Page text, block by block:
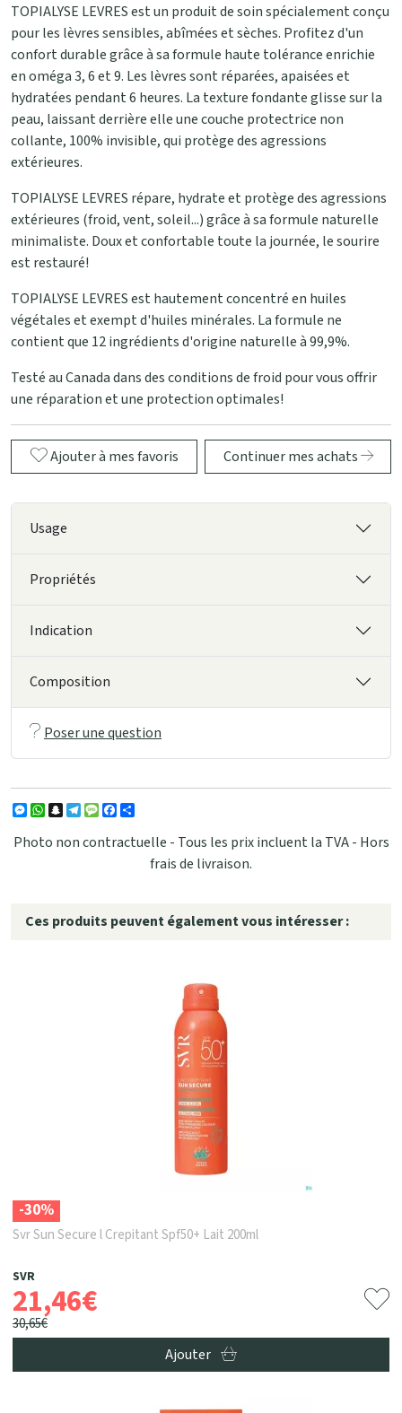
TOPIALYSE LEVRES est un produit de soin spécialement conçu
pour les lèvres sensibles, abîmées et sèches. Profitez d'un
confort durable grâce à sa formule haute tolérance enrichie
en oméga 3, 6 et 9. Les lèvres sont réparées, apaisées et
hydratées pendant 6 heures. La texture fondante glisse sur la
peau, laissant derrière elle une couche protectrice non
collante, 100% invisible, qui protège des agressions
extérieures.
TOPIALYSE LEVRES répare, hydrate et protège des agressions
extérieures (froid, vent, soleil...) grâce à sa formule naturelle
minimaliste. Doux et confortable toute la journée, le sourire
est restauré!
TOPIALYSE LEVRES est hautement concentré en huiles
végétales et exempt d'huiles minérales. La formule ne
contient que 12 ingrédients d'origine naturelle à 99,9%.
Testé au Canada dans des conditions de froid pour vous offrir
une réparation et une protection optimales!
Ajouter à mes favoris Continuer mes achats
Usage
Propriétés
Indication
Composition
Poser une question
Messenger
WhatsApp
Snapchat
Telegram
MessageFacebook
Photo non contractuelle - Tous les prix incluent la TVA - Hors
frais de livraison.
Ces produits peuvent également vous intéresser :
-30%
Svr Sun Secure l Crepitant Spf50+ Lait 200ml
SVR
21,46€
30,65€
Ajouter